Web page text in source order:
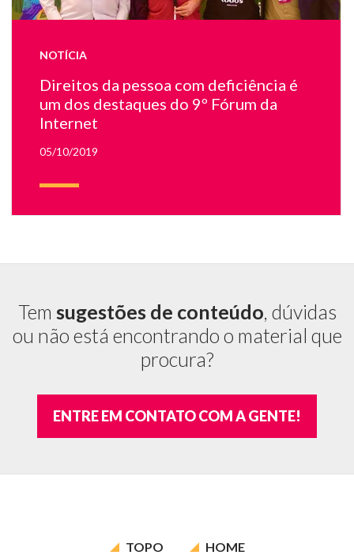
da
NOTÍCIA
Direitos da pessoa com deficiência é
um dos destaques do 9º Fórum da
Internet
05/10/2019
Tem sugestões de conteúdo , dúvidas
ou não está encontrando o material que
procura?
ENTRE EM CONTATO COM A GENTE!
TOPO HOME